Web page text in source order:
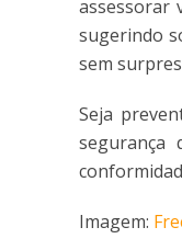
assessorar
sugerindo
sem
Seja
segurança
Imagem: